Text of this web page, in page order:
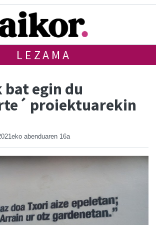
LEZAMA
bat egin du
proiektuarekin
abenduaren 16a